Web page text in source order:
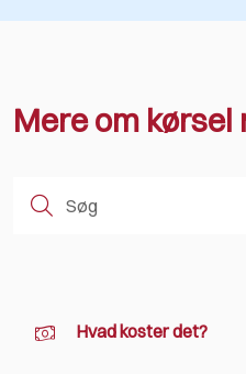
Mere om kørsel
Hvad koster det?